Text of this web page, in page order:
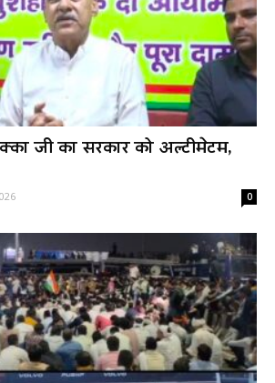
जी का सरकार को अल्टीमेटम,
0